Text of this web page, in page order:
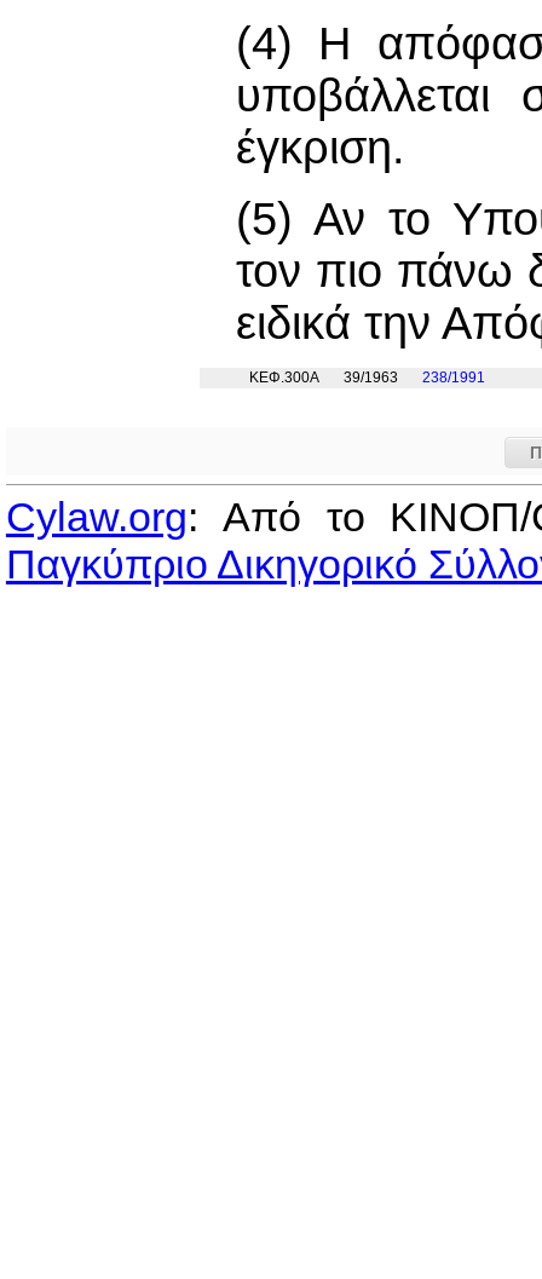
(4) Η απόφαση
υποβάλλεται
έγκριση.
(5) Αν το
τον πιο πάνω
ειδικά την
ΚΕΦ.300Α 39/1963 238/1991
Cylaw.org: Από το
Παγκύπριο Δικηγορικό